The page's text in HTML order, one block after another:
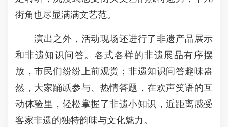
街角也尽显满满文艺范。
演出之外，活动现场还进行了非遗产品展示
和非遗知识问答。各式各样的非遗展品有序摆
放，市民们纷纷上前观赏；非遗知识问答趣味盎
然，大家踊跃参与、热情答题，在欢声笑语的互
动体验里，轻松掌握了非遗小知识，近距离感受
客家非遗的独特韵味与文化魅力。